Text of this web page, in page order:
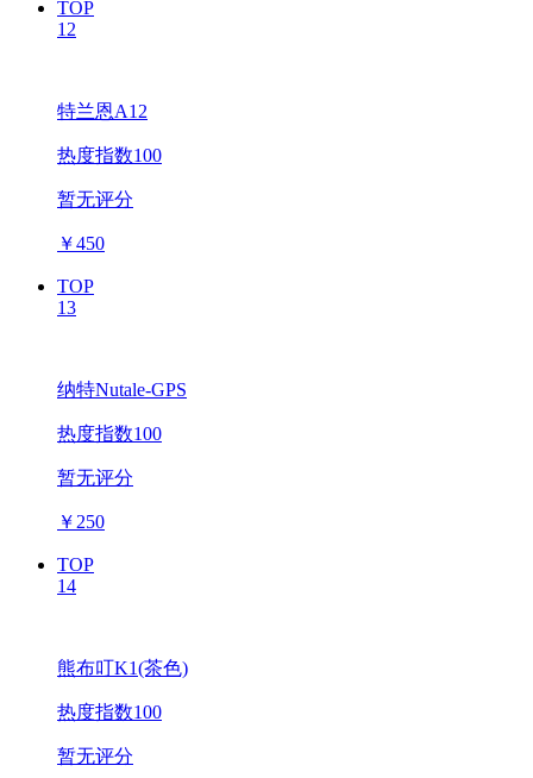
TOP
12
特兰恩A12
热度指数100
暂无评分
￥450
TOP
13
纳特Nutale-GPS
热度指数100
暂无评分
￥ 250
TOP
14
熊布叮K1(茶色)
热度指数100
暂无评分